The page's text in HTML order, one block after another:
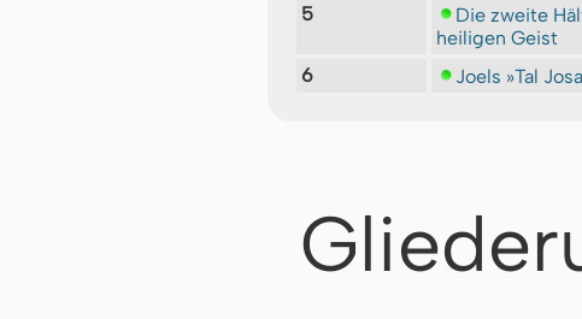
5
Die zweite
heiligen Geist
6
Joels »Tal